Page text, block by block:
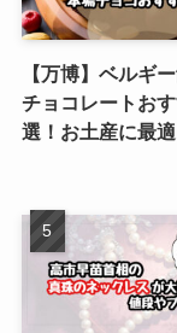
【万博】ベルギ
チョコレートお
選！お土産に最適